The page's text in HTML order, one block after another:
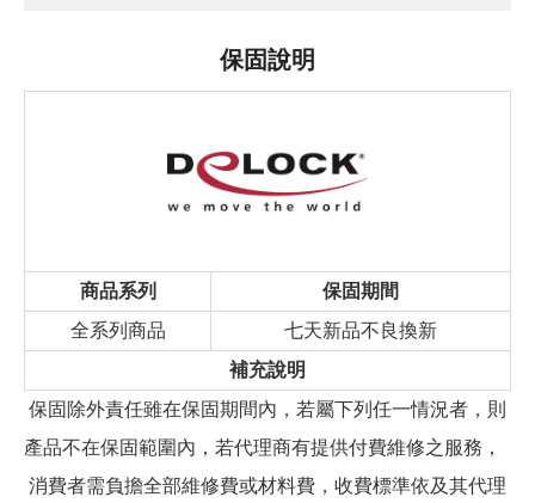
保固說明
商品系列
保固期間
全系列商品
七天新品不良換新
補充說明
保固除外責任雖在保固期間內，若屬下列任一情況者，則
產品不在保固範圍內，若代理商有提供付費維修之服務，
消費者需負擔全部維修費或材料費，收費標準依及其代理